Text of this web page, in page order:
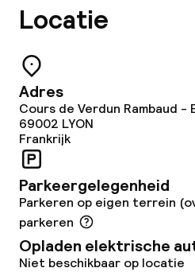
Dieetopties
Faciliteiten en
Babysitservice
Wasservice
Locatie
Adres
Cours de Verdun Rambaud -
69002 LYON
Frankrijk
Parkeergelegenheid
Parkeren op eigen terrein
parkeren
Opladen elektrische
Niet beschikbaar op locatie